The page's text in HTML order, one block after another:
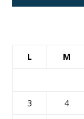
L M
3
4